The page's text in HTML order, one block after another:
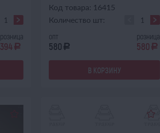
розница
394 a
Код товара: 16415
Количество шт:
опт
580 a
розница
580 a
В КОРЗИНУ